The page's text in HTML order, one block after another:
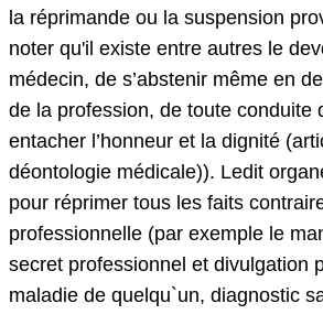
la réprimande ou la suspension
noter qu'il existe entre autres le
médecin, de s’abstenir même en
de la profession, de toute conduite
entacher l’honneur et la dignité
déontologie médicale)). Ledit
pour réprimer tous les faits
professionnelle (par exemple le
secret professionnel et divulgation
maladie de quelqu`un, diagnostic